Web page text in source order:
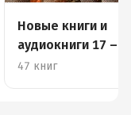
Новые книги и
аудиокниги 17 –
октября
47 книг